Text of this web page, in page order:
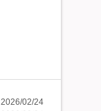
2026/02/24